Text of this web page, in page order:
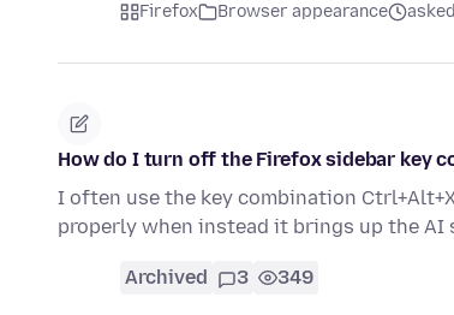
Firefox Browser appearance asked
How do I turn off the Firefox sidebar key
I often use the key combination
properly when instead it brings up the AI
Archived 3 349